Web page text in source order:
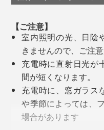
「ウォームライト」は
ます。
落ち着いた雰囲気の光
テーブルライトとして
光源は6灯のLED。熱
心です。ガスやガソリ
したり、割れてケガを
ん。
まるで紙風船のように
の登山家や熟練キャン
急に犬に引っ張られ
うっかりアスファル
ても壊れない
離れたところからで
いる位置が分かるそう
といった、スグレモノ
友達にもよく褒められま
【ご注意】
室内照明の光、日陰
きませんので、ご注意
充電時に直射日光が
間が短くなります。
充電時に、窓ガラス
や季節によっては、
場合があります